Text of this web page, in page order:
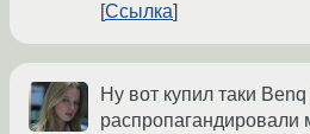
Ссылка
Ну вот купил таки
распропагандировали